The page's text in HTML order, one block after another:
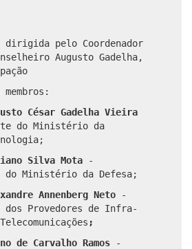
pelo Coordenador
Augusto Gadelha,
César Gadelha Vieira
do Ministério da
Silva Mota
-
do Ministério da Defesa;
Annenberg Neto
-
dos Provedores de Infra-
;
de Carvalho Ramos
-